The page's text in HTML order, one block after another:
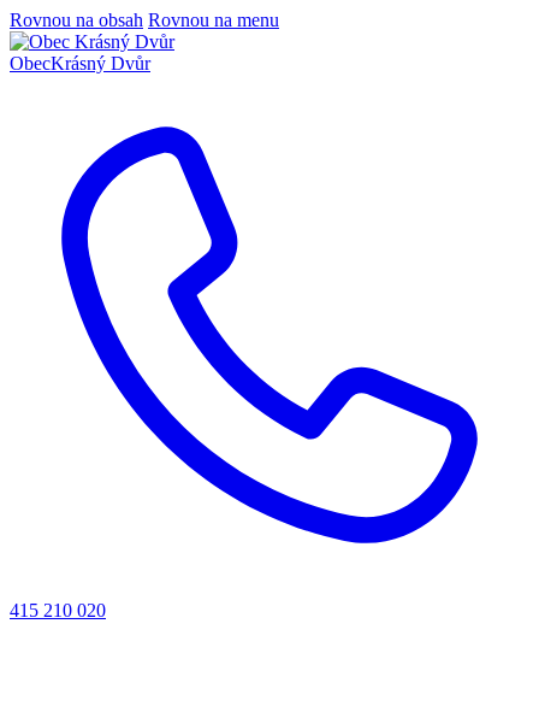
Rovnou na obsah Rovnou na menu
ObecKrásný Dvůr
415 210 020